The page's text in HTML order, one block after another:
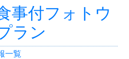
事付フォトウ
ラン
一覧